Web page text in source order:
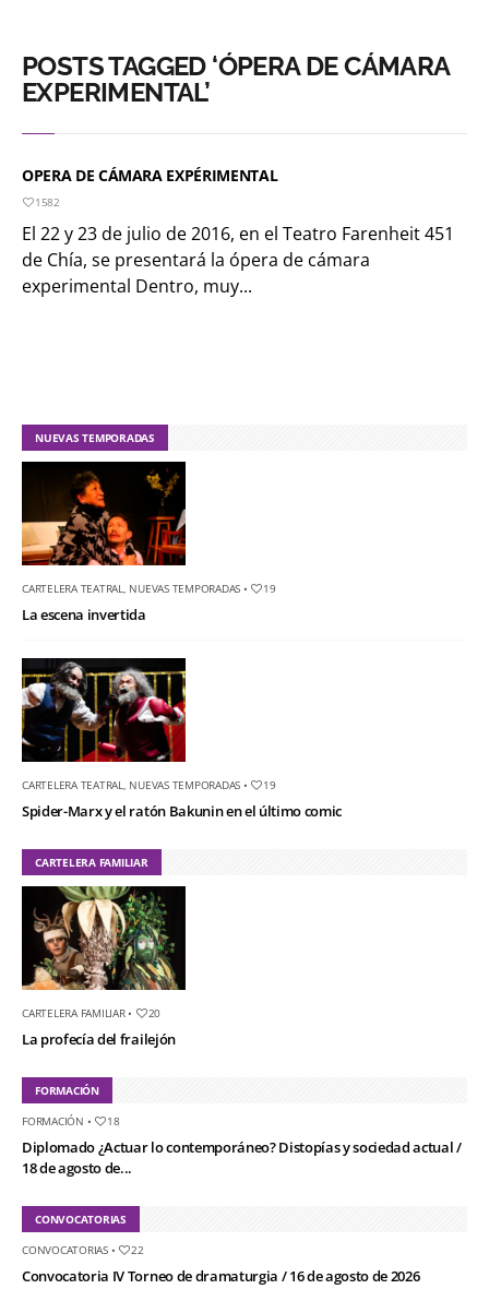
POSTS TAGGED ‘ÓPERA DE CÁMARA
EXPERIMENTAL’
OPERA DE CÁMARA EXPÉRIMENTAL
1582
El 22 y 23 de julio de 2016, en el Teatro Farenheit 451
de Chía, se presentará la ópera de cámara
experimental Dentro, muy...
NUEVAS TEMPORADAS
CARTELERA TEATRAL NUEVAS TEMPORADAS • 19
La escena invertida
CARTELERA TEATRAL NUEVAS TEMPORADAS • 19
Spider-Marx y el ratón Bakunin en el último comic
CARTELERA FAMILIAR
CARTELERA FAMILIAR• 20
La profecía del frailejón
FORMACIÓN
FORMACIÓN • 18
Diplomado ¿Actuar lo contemporáneo? Distopías y sociedad actual /
18 de agosto de...
CONVOCATORIAS
CONVOCATORIAS• 22
Convocatoria IV Torneo de dramaturgia / 16 de agosto de 2026